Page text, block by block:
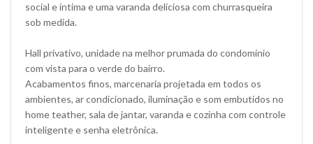
social e íntima e uma varanda deliciosa com churrasqueira
sob medida.
Hall privativo, unidade na melhor prumada do condomínio
com vista para o verde do bairro.
Acabamentos finos, marcenaria projetada em todos os
ambientes, ar condicionado, iluminação e som embutidos no
home teather, sala de jantar, varanda e cozinha com controle
inteligente e senha eletrônica.